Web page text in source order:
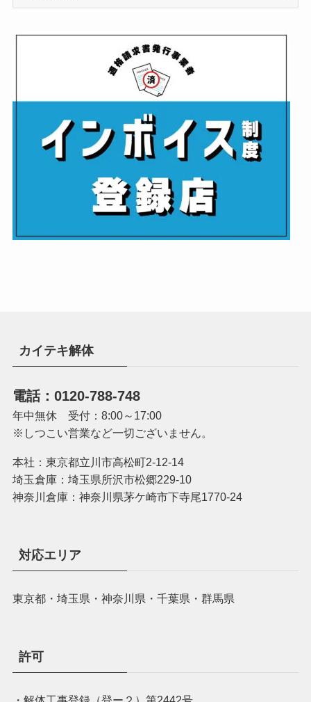
リ
カイテキ解体
電話：0120-788-748
年中無休 受付：8:00～17:00
※しつこい営業など一切ございません。
本社：東京都立川市高松町2-12-14
埼玉倉庫：埼玉県所沢市松郷229-10
神奈川倉庫：神奈川県茅ケ崎市下寺尾1770-24
対応エリア
東京都・埼玉県・神奈川県・千葉県・群馬県
許可